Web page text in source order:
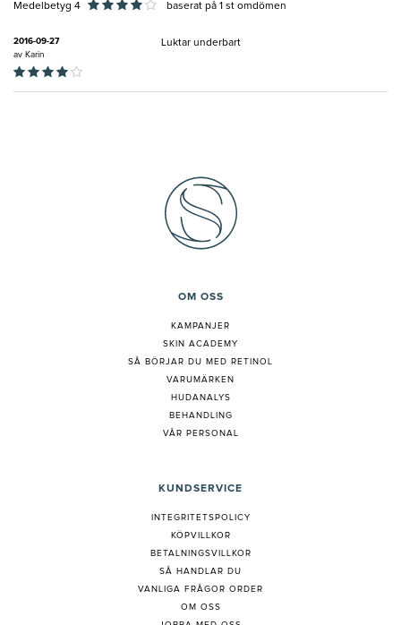
Medelbetyg 4 baserat på 1 st omdömen
2016-09-27
av Karin
Luktar underbart
OM OSS
KAMPANJER
SKIN ACADEMY
SÅ BÖRJAR DU MED RETINOL
VARUMÄRKEN
HUDANALYS
BEHANDLING
VÅR PERSONAL
KUNDSERVICE
INTEGRITETSPOLICY
KÖPVILLKOR
BETALNINGSVILLKOR
SÅ HANDLAR DU
VANLIGA FRÅGOR ORDER
OM OSS